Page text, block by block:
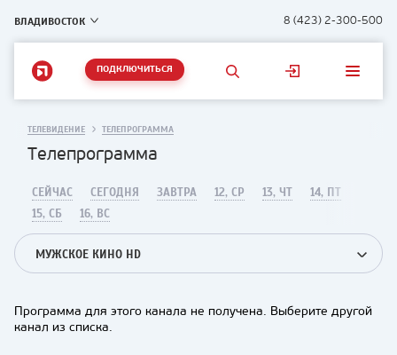
ВЛАДИВОСТОК 8 (423) 2-300-500
ПОДКЛЮЧИТЬСЯ
ТЕЛЕВИДЕНИЕ ТЕЛЕПРОГРАММА
Телепрограмма
СЕЙЧАС СЕГОДНЯ ЗАВТРА 12, СР 13, ЧТ
14, ПТ
15, СБ
16, ВС
МУЖСКОЕ КИНО HD
Программа для этого канала не получена. Выберите другой
канал из списка.